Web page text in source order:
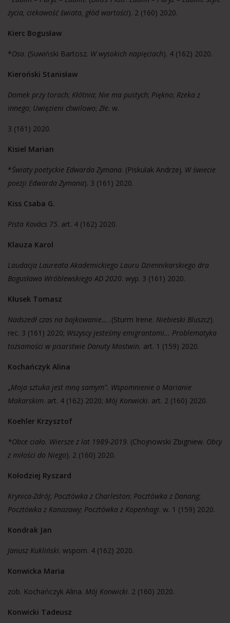
życia, ciekawość świata, głód wartości). 2 (160) 2020.
Kierc Bogusław
*Osa. (Suwiński Bartosz. W wysokich napięciach). 4 (162) 2020.
Kieroński Stanisław
Domek przy torach; Kłótnia; Nie ma pustych; Piękno; Rzeka z
innego; Uwięzieni chwilowo; Złe. w.
3 (161) 2020.
Kisiel Marian
*Światy poetyckie Edwarda Zymana. (Piskulak Andrzej. W świecie
poezji Edwarda Zymana). 3 (161) 2020.
Kiss Csaba G.
Pista Kovács 75. art. 4 (162) 2020.
Klauza Karol
Laudacja Laureata Akademickiego Lauru Dziennikarskiego dra
Bogusława Wróblewskiego AD 2020. wyp. 3 (161) 2020.
Kłusek Tomasz
Nadszedł czas na bajkowanie… .(Sturm Irene. Niebieski Bluszcz).
rec. 3 (161) 2020; Wszyscy jesteśmy emigrantami… Problematyka
tożsamości w pisarstwie Danuty Mostwin. art. 1 (159) 2020.
Kochańczyk Alina
„Moja sztuka jest mną samym”. Wspomnienie o Marianie
Makarskim. art. 4 (162) 2020; Mój Konwicki. art. 2 (160) 2020.
Koehler Krzysztof
*Obce ciało. Wiersze z lat 1989-2019. (Chojnowski Zbigniew. Obcy
z miłości do Niego). 2 (160) 2020.
Kołodziej Ryszard
Krynica-Zdrój; Pocztówka z Charleston; Pocztówka z Danang;
Pocztówka z Kanazawy; Pocztówka z Kopenhagi. w. 1 (159) 2020.
Kondrak Jan
Janusz Kukliński. wspom. 4 (162) 2020.
Konwicka Maria
zob. Kochańczyk Alina. Mój Konwicki. 2 (160) 2020.
Konwicki Tadeusz